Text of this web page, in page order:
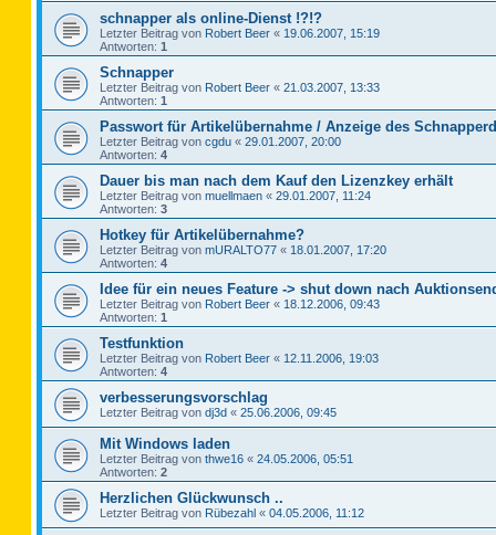
schnapper als online-Dienst !?!?
Letzter Beitrag von Robert Beer « 19.06.2007, 15:19
Antworten: 1
Schnapper
Letzter Beitrag von Robert Beer « 21.03.2007, 13:33
Antworten: 1
Passwort für Artikelübernahme / Anzeige des
Letzter Beitrag von cgdu « 29.01.2007, 20:00
Antworten: 4
Dauer bis man nach dem Kauf den Lizenzkey erhält
Letzter Beitrag von muellmaen « 29.01.2007, 11:24
Antworten: 3
Hotkey für Artikelübernahme?
Letzter Beitrag von mURALTO77 « 18.01.2007, 17:20
Antworten: 4
Idee für ein neues Feature -> shut down nach
Letzter Beitrag von Robert Beer « 18.12.2006, 09:43
Antworten: 1
Testfunktion
Letzter Beitrag von Robert Beer « 12.11.2006, 19:03
Antworten: 4
verbesserungsvorschlag
Letzter Beitrag von dj3d « 25.06.2006, 09:45
Mit Windows laden
Letzter Beitrag von thwe16 « 24.05.2006, 05:51
Antworten: 2
Herzlichen Glückwunsch ..
Letzter Beitrag von Rübezahl « 04.05.2006, 11:12